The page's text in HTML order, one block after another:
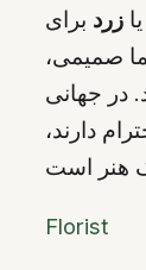
زرد برای
صمیمی،
در جهانی
دارند،
Florist